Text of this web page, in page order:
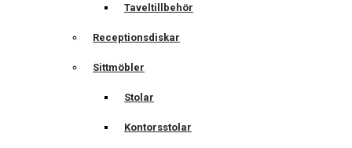
Taveltillbehör
Receptionsdiskar
Sittmöbler
Stolar
Kontorsstolar